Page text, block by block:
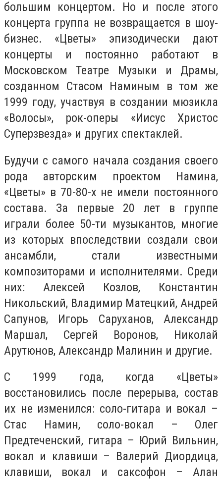
большим концертом. Но и после этого
концерта группа не возвращается в шоу-
бизнес. «Цветы» эпизодически дают
концерты и постоянно работают в
Московском Театре Музыки и Драмы,
созданном Стасом Наминым в том же
1999 году, участвуя в создании мюзикла
«Волосы», рок-оперы «Иисус Христос
Суперзвезда» и других спектаклей.
Будучи с самого начала создания своего
рода авторским проектом Намина,
«Цветы» в 70-80-х не имели постоянного
состава. За первые 20 лет в группе
играли более 50-ти музыкантов, многие
из которых впоследствии создали свои
ансамбли, стали известными
композиторами и исполнителями. Среди
них: Алексей Козлов, Константин
Никольский, Владимир Матецкий, Андрей
Сапунов, Игорь Саруханов, Александр
Маршал, Сергей Воронов, Николай
Арутюнов, Александр Малинин и другие.
С 1999 года, когда «Цветы»
восстановились после перерыва, состав
их не изменился: соло-гитара и вокал –
Стас Намин, соло-вокал – Олег
Предтеченский, гитара – Юрий Вильнин,
вокал и клавиши – Валерий Диордица,
клавиши, вокал и саксофон – Алан